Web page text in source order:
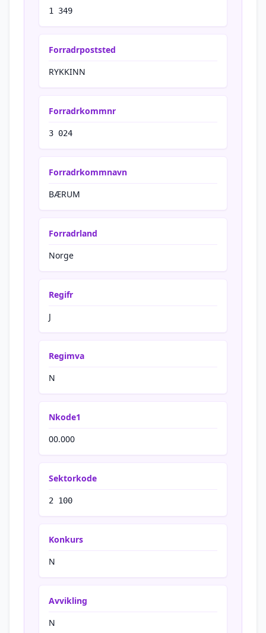
1 349
Forradrpoststed
RYKKINN
Forradrkommnr
3 024
Forradrkommnavn
BÆRUM
Forradrland
Norge
Regifr
J
Regimva
N
Nkode1
00.000
Sektorkode
2 100
Konkurs
N
Avvikling
N